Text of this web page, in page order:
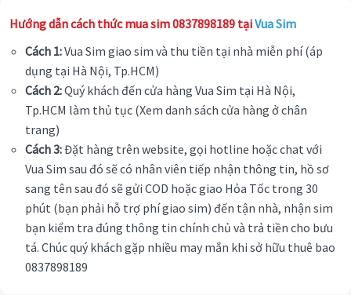
Hướng dẫn cách thức mua sim 0837898189 tạiVua Sim
Cách 1:Vua Sim giao sim và thu tiền tại nhà miễn phí (áp
dụng tại Hà Nội, Tp.HCM)
Cách 2:Quý khách đến cửa hàng Vua Sim tại Hà Nội,
Tp.HCM làm thủ tục (Xem danh sách cửa hàng ở chân
trang)
Cách 3:Đặt hàng trên website, gọi hotline hoặc chat với
Vua Sim sau đó sẽ có nhân viên tiếp nhận thông tin, hồ sơ
sang tên sau đó sẽ gửi COD hoặc giao Hỏa Tốc trong 30
phút (bạn phải hỗ trợ phí giao sim) đến tận nhà, nhận sim
bạn kiểm tra đúng thông tin chính chủ và trả tiền cho bưu
tá. Chúc quý khách gặp nhiều may mắn khi sở hữu thuê bao
0837898189